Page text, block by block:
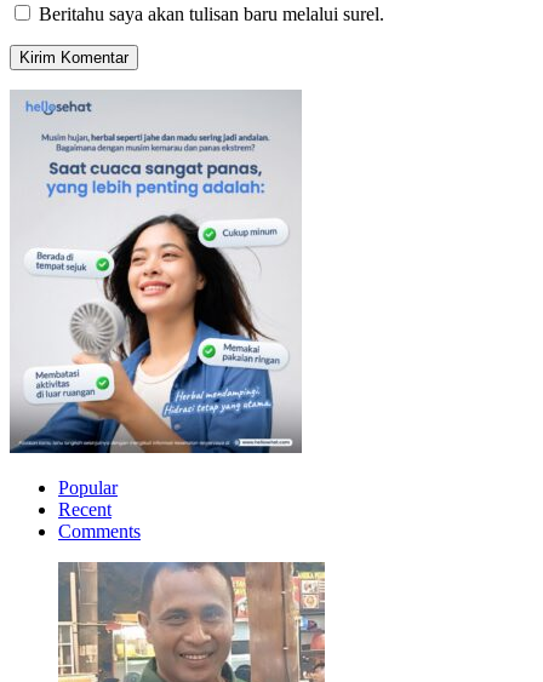
Beritahu saya akan tulisan baru melalui surel.
Popular
Recent
Comments